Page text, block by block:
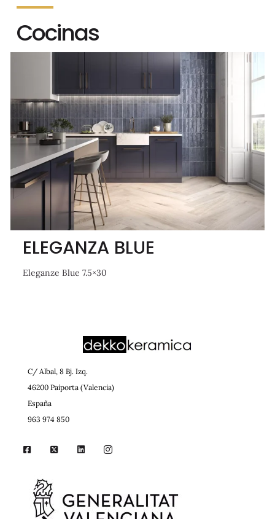
Cocinas
ELEGANZA BLUE
Eleganze Blue 7.5×30
C/ Albal, 8 Bj. Izq.
46200 Paiporta (Valencia)
España
963 974 850